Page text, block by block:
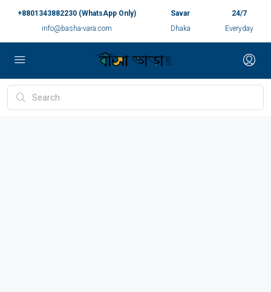
+8801343882230 (WhatsApp Only)
info@basha-vara.com
Savar
Dhaka
24/7
Everyday